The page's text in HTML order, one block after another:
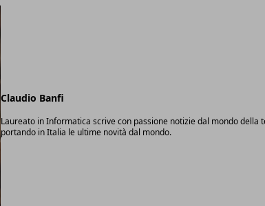
Claudio Banfi
Laureato in Informatica scrive con passione notizie dal mondo della
portando in Italia le ultime novità dal mondo.